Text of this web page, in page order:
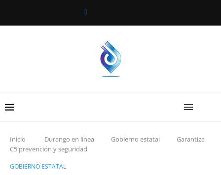
Inicio Durango en línea Gobierno estatal
Garantiza
C5 prevención y seguridad
GOBIERNO ESTATAL